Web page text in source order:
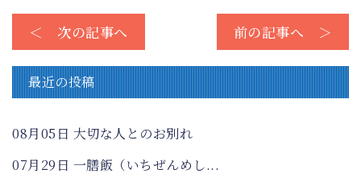
＜ 次の記事へ 前の記事へ ＞
最近の投稿
08月05日 大切な人とのお別れ
07月29日 一膳飯（いちぜんめし...